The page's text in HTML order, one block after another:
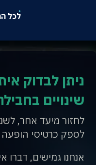
לכל
ניתן לבדוק
שינויים
לחזור מיעד אחר,
לספק כרטיסי
אנחנו גמישים, דברו